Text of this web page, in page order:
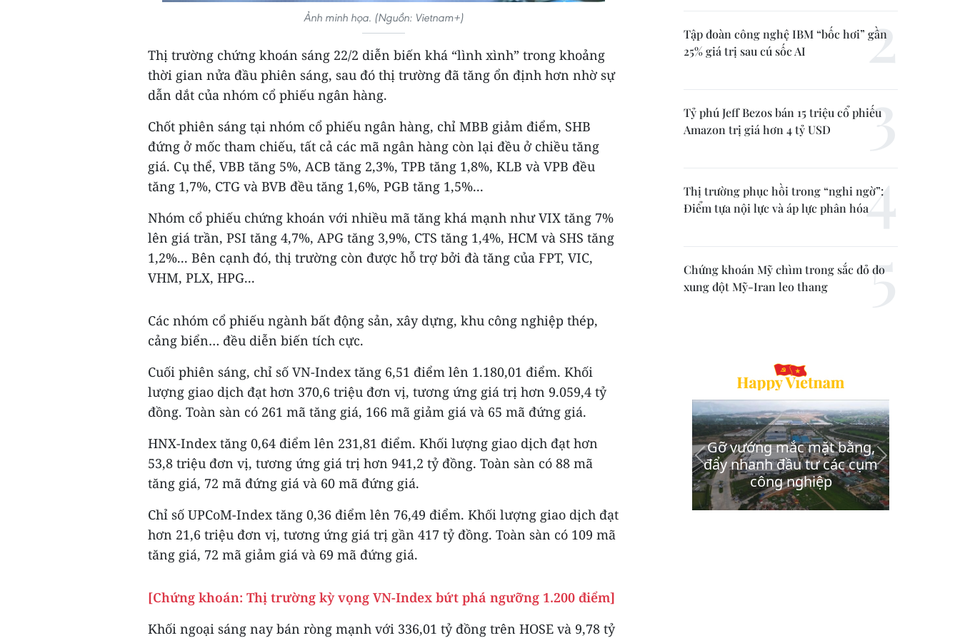
Ảnh minh họa. (Nguồn: Vietnam+)
Thị trường chứng khoán sáng 22/2 diễn biến khá “lình xình” trong khoảng
thời gian nửa đầu phiên sáng, sau đó thị trường đã tăng ổn định hơn nhờ sự
dẫn dắt của nhóm cổ phiếu ngân hàng.
Chốt phiên sáng tại nhóm cổ phiếu ngân hàng, chỉ MBB giảm điểm, SHB
đứng ở mốc tham chiếu, tất cả các mã ngân hàng còn lại đều ở chiều tăng
giá. Cụ thể, VBB tăng 5%, ACB tăng 2,3%, TPB tăng 1,8%, KLB và VPB đều
tăng 1,7%, CTG và BVB đều tăng 1,6%, PGB tăng 1,5%...
Nhóm cổ phiếu chứng khoán với nhiều mã tăng khá mạnh như VIX tăng 7%
lên giá trần, PSI tăng 4,7%, APG tăng 3,9%, CTS tăng 1,4%, HCM và SHS tăng
1,2%... Bên cạnh đó, thị trường còn được hỗ trợ bởi đà tăng của FPT, VIC,
VHM, PLX, HPG...
Các nhóm cổ phiếu ngành bất động sản, xây dựng, khu công nghiệp thép,
cảng biển… đều diễn biến tích cực.
Cuối phiên sáng, chỉ số VN-Index tăng 6,51 điểm lên 1.180,01 điểm. Khối
lượng giao dịch đạt hơn 370,6 triệu đơn vị, tương ứng giá trị hơn 9.059,4 tỷ
đồng. Toàn sàn có 261 mã tăng giá, 166 mã giảm giá và 65 mã đứng giá.
HNX-Index tăng 0,64 điểm lên 231,81 điểm. Khối lượng giao dịch đạt hơn
53,8 triệu đơn vị, tương ứng giá trị hơn 941,2 tỷ đồng. Toàn sàn có 88 mã
tăng giá, 72 mã đứng giá và 60 mã đứng giá.
Chỉ số UPCoM-Index tăng 0,36 điểm lên 76,49 điểm. Khối lượng giao dịch đạt
hơn 21,6 triệu đơn vị, tương ứng giá trị gần 417 tỷ đồng. Toàn sàn có 109 mã
tăng giá, 72 mã giảm giá và 69 mã đứng giá.
[Chứng khoán: Thị trường kỳ vọng VN-Index bứt phá ngưỡng 1.200 điểm]
Khối ngoại sáng nay bán ròng mạnh với 336,01 tỷ đồng trên HOSE và 9,78 tỷ
Tập đoàn công nghệ IBM “bốc hơi” gần
25% giá trị sau cú sốc AI
Tỷ phú Jeff Bezos bán 15 triệu cổ phiếu
Amazon trị giá hơn 4 tỷ USD
Thị trường phục hồi trong “nghi ngờ”:
Điểm tựa nội lực và áp lực phân hóa
Chứng khoán Mỹ chìm trong sắc đỏ do
xung đột Mỹ-Iran leo thang